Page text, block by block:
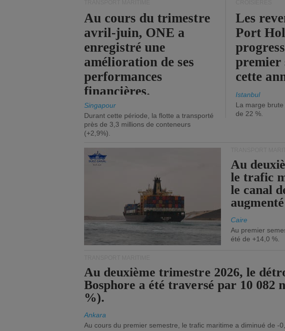
Au cours du trimestre
avril-juin, ONE a
enregistré une
amélioration de ses
performances
financières.
Singapour
Durant cette période, la flotte a transporté
près de 3,3 millions de conteneurs
(+2,9%).
Les
Port
premier
cette
Istanbul
La marge
de 22 %.
Au
le trafic
le canal
Caire
Au premier
été de +14,0 %.
Au deuxième trimestre 2026, le
Bosphore a été traversé par 10 082
%).
Ankara
Au cours du premier semestre, le trafic maritime a diminué de -